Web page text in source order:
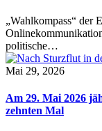
„Wahlkompass“ der
politische…
Mai 29, 2026
Am 29. Mai 2026
zehnten Mal